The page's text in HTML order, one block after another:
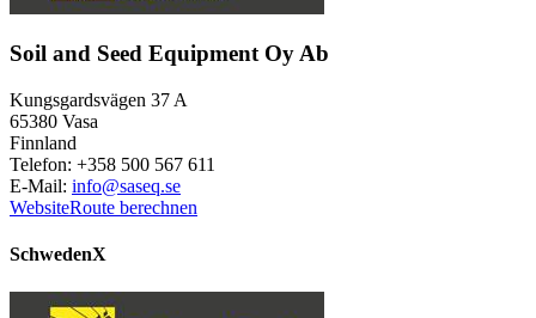
Soil and Seed Equipment Oy Ab
Kungsgardsvägen 37 A
65380 Vasa
Finnland
Telefon: +358 500 567 611
E-Mail: info@saseq.se
WebsiteRoute berechnen
SchwedenX